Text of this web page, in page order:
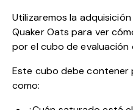
Utilizaremos la
Quaker Oats para ver
por el cubo de evaluación
Este cubo debe
como: